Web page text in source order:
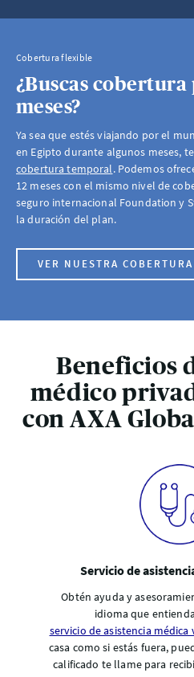
Cobertura flexible
¿Buscas cobertura
meses?
Ya sea que estés viajando por el
en Egipto durante algunos meses,
cobertura temporal. Podemos
12 meses con el mismo nivel de
seguro internacional Foundation y
la duración del plan.
VER NUESTRA
Beneficios
médico
con AXA
Servicio de
Obtén ayuda y
idioma que
servicio de asistencia médica
casa como si estás fuera,
calificado te llame para